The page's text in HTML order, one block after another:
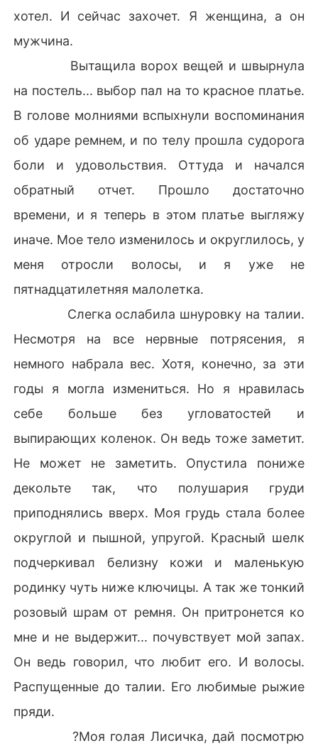
хотел. И сейчас захочет. Я женщина, а он
мужчина.
Вытащила ворох вещей и швырнула
на постель... выбор пал на то красное платье.
В голове молниями вспыхнули воспоминания
об ударе ремнем, и по телу прошла судорога
боли и удовольствия. Оттуда и начался
обратный отчет. Прошло достаточно
времени, и я теперь в этом платье выгляжу
иначе. Мое тело изменилось и округлилось, у
меня отросли волосы, и я уже не
пятнадцатилетняя малолетка.
Слегка ослабила шнуровку на талии.
Несмотря на все нервные потрясения, я
немного набрала вес. Хотя, конечно, за эти
годы я могла измениться. Но я нравилась
себе больше без угловатостей и
выпирающих коленок. Он ведь тоже заметит.
Не может не заметить. Опустила пониже
декольте так, что полушария груди
приподнялись вверх. Моя грудь стала более
округлой и пышной, упругой. Красный шелк
подчеркивал белизну кожи и маленькую
родинку чуть ниже ключицы. А так же тонкий
розовый шрам от ремня. Он притронется ко
мне и не выдержит... почувствует мой запах.
Он ведь говорил, что любит его. И волосы.
Распущенные до талии. Его любимые рыжие
пряди.
?Моя голая Лисичка, дай посмотрю